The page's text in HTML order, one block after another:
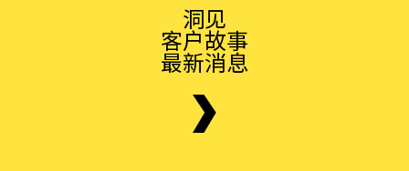
洞见
客户故事
最新消息